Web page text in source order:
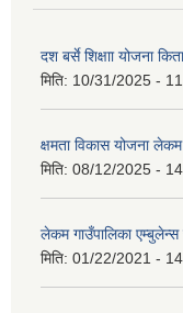
दश बर्से शिक्षाा योजना
मिति: 10/31/2025 -
क्षमता विकास योजना लेकम
मिति: 08/12/2025 -
लेकम गाउँपालिका
मिति: 01/22/2021 -